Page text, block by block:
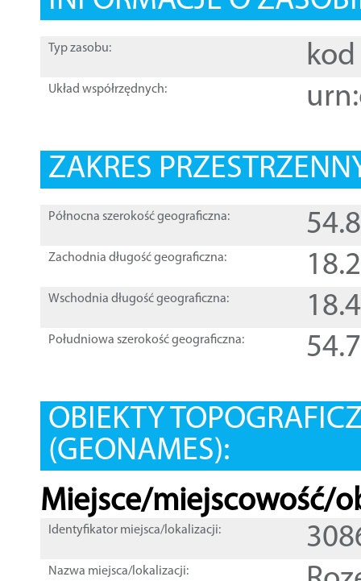
Typ zasobu: kod
Układ współrzędnych:
ZAKRES
Północna szerokość geograficzna:
Zachodnia długość geograficzna:
Wschodnia długość geograficzna:
Południowa szerokość geograficzna:
OBIEKTY
(GEONAMES):
Miejsce/miejscowość/
Identyfikator miejsca/lokalizacji:
Nazwa miejsca/lokalizacji: